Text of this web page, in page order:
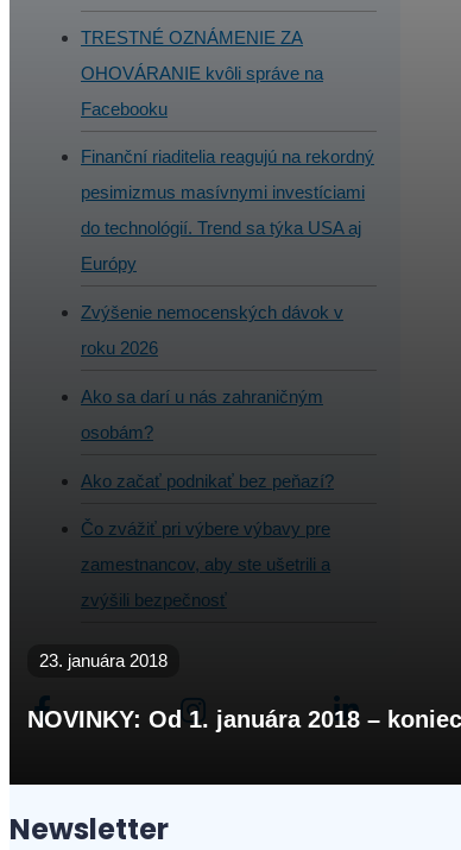
TRESTNÉ OZNÁMENIE ZA
OHOVÁRANIE kvôli správe na
Facebooku
Finanční riaditelia reagujú na rekordný
pesimizmus masívnymi investíciami
do technológií. Trend sa týka USA aj
Európy
Zvýšenie nemocenských dávok v
roku 2026
Ako sa darí u nás zahraničným
osobám?
Ako začať podnikať bez peňazí?
Čo zvážiť pri výbere výbavy pre
zamestnancov, aby ste ušetrili a
zvýšili bezpečnosť
23. januára 2018
NOVINKY: Od 1. januára 2018 –
Newsletter